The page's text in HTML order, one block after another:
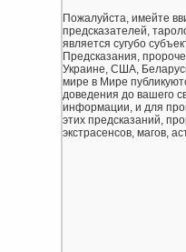
Пожалуйста, имейте
предсказателей,
является сугубо
Предсказания,
Украине, США,
мире в Мире
доведения до вашего
информации, и для
этих предсказаний,
экстрасенсов, магов,